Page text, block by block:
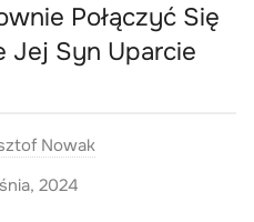
Połączyć Się
Jej Syn Uparcie
Nowak
2024